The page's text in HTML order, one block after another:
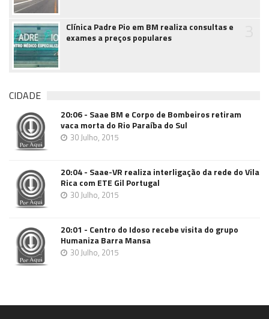
Clínica Padre Pio em BM realiza consultas e
exames a preços populares
CIDADE
20:06 - Saae BM e Corpo de Bombeiros retiram
vaca morta do Rio Paraíba do Sul
30 Julho, 2015
20:04 - Saae-VR realiza interligação da rede do Vila
Rica com ETE Gil Portugal
30 Julho, 2015
20:01 - Centro do Idoso recebe visita do grupo
Humaniza Barra Mansa
30 Julho, 2015